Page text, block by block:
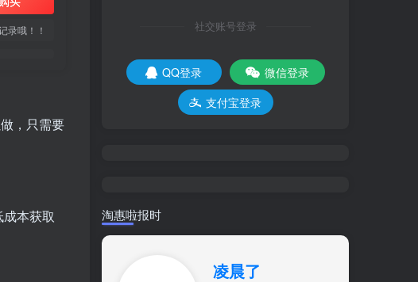
录哦！！
，只需要
本获取
社交账号登录
QQ登录
微信登录
支付宝登录
淘惠啦报时
凌晨了